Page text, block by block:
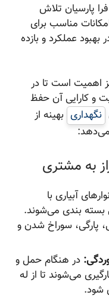
تلاش
مناسب برای
عملکرد و بازده
است تا در
کارایی آن حفظ
بهینه از
به مشتری
آبیاری با
بندی می‌شوند.
سوراخ شدن و
در هنگام حمل و
می‌شوند تا از له